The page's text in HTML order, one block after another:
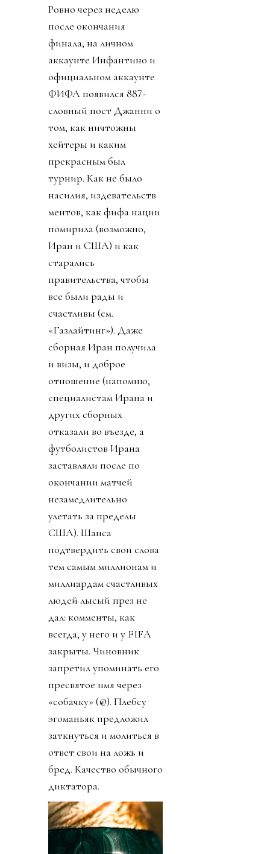
Ровно через неделю
после окончания
финала, на личном
аккаунте Инфантино и
официальном аккаунте
ФИФА появился 887-
словный пост Джанни о
том, как ничтожны
хейтеры и каким
прекрасным был
турнир. Как не было
насилия, издевательств
ментов, как фифа нации
помирила (возможно,
Иран и США) и как
старались
правительства, чтобы
все были рады и
счастливы (см.
«Газлайтинг»). Даже
сборная Иран получила
и визы, и доброе
отношение (напомню,
специалистам Ирана и
других сборных
отказали во въезде, а
футболистов Ирана
заставляли после по
окончании матчей
незамедлительно
улетать за пределы
США). Шанса
подтвердить свои слова
тем самым миллионам и
миллиардам счастливых
людей лысый през не
дал: комменты, как
всегда, у него и у FIFA
закрыты. Чиновник
запретил упоминать его
пресвятое имя через
«собачку» (@). Плебсу
эгоманьяк предложил
заткнуться и молиться в
ответ свои на ложь и
бред. Качество обычного
диктатора.